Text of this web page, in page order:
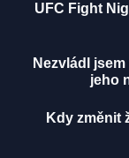
UFC Fight
Nezvládl
jeho
Kdy změnit